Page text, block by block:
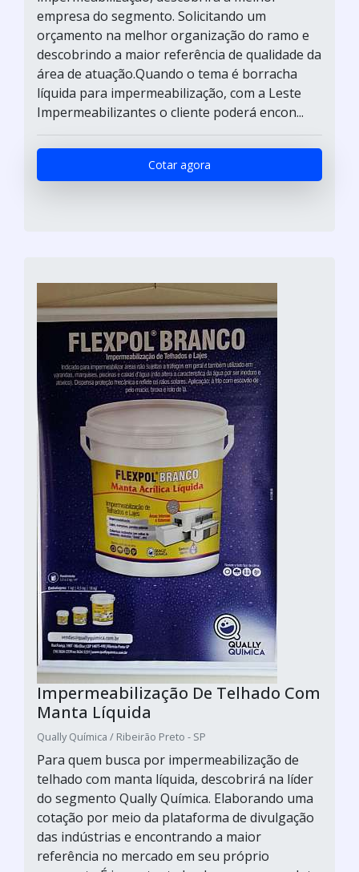
empresa do segmento. Solicitando um
orçamento na melhor organização do ramo e
descobrindo a maior referência de qualidade da
área de atuação.Quando o tema é borracha
líquida para impermeabilização, com a Leste
Impermeabilizantes o cliente poderá encon...
Cotar agora
Impermeabilização De Telhado Com
Manta Líquida
Qually Química / Ribeirão Preto - SP
Para quem busca por impermeabilização de
telhado com manta líquida, descobrirá na líder
do segmento Qually Química. Elaborando uma
cotação por meio da plataforma de divulgação
das indústrias e encontrando a maior
referência no mercado em seu próprio